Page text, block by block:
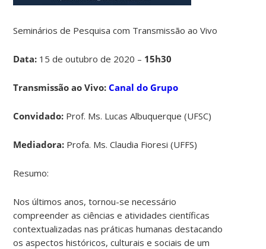
Seminários de Pesquisa com Transmissão ao Vivo
Data: 15 de outubro de 2020 – 15h30
Transmissão ao Vivo: Canal do Grupo
Convidado: Prof. Ms. Lucas Albuquerque (UFSC)
Mediadora: Profa. Ms. Claudia Fioresi (UFFS)
Resumo:
Nos últimos anos, tornou-se necessário
compreender as ciências e atividades científicas
contextualizadas nas práticas humanas destacando
os aspectos históricos, culturais e sociais de um